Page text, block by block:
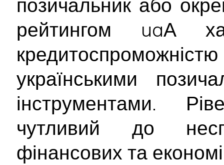
рейтингом uaА
українськими
інструментами.
чутливий до
фінансових та